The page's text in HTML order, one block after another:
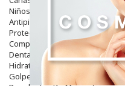
Niños
Antipiojos
Protección Solar
Complementos Alimentarios
Dentales
Hidratantes
Golpes Y Hematomas